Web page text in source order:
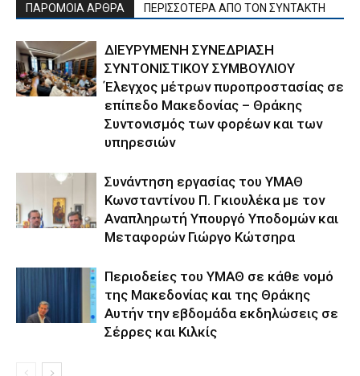
ΠΑΡΟΜΟΙΑ ΑΡΘΡΑ ΠΕΡΙΣΣΟΤΕΡΑ ΑΠΟ ΤΟΝ ΣΥΝΤΑΚΤΗ
ΔΙΕΥΡΥΜΕΝΗ ΣΥΝΕΔΡΙΑΣΗ
ΣΥΝΤΟΝΙΣΤΙΚΟΥ ΣΥΜΒΟΥΛΙΟΥ
Έλεγχος μέτρων πυροπροστασίας σε
επίπεδο Μακεδονίας – Θράκης
Συντονισμός των φορέων και των
υπηρεσιών
Συνάντηση εργασίας του ΥΜΑΘ
Κωνσταντίνου Π. Γκιουλέκα με τον
Αναπληρωτή Υπουργό Υποδομών και
Μεταφορών Γιώργο Κώτσηρα
Περιοδείες του ΥΜΑΘ σε κάθε νομό
της Μακεδονίας και της Θράκης
Αυτήν την εβδομάδα εκδηλώσεις σε
Σέρρες και Κιλκίς